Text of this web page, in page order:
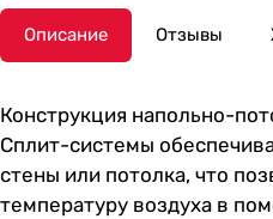
Описание Отзывы
Конструкция напольно-
Сплит-системы
стены или потолка, что
температуру воздуха в